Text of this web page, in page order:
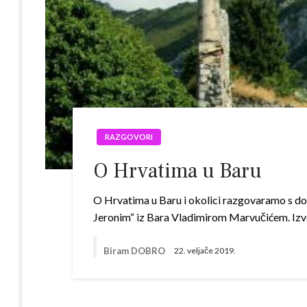
RAZGOVORI
O Hrvatima u Baru
O Hrvatima u Baru i okolici razgovaramo s
Jeronim“ iz Bara Vladimirom Marvučićem.
Biram DOBRO 22. veljače 2019.